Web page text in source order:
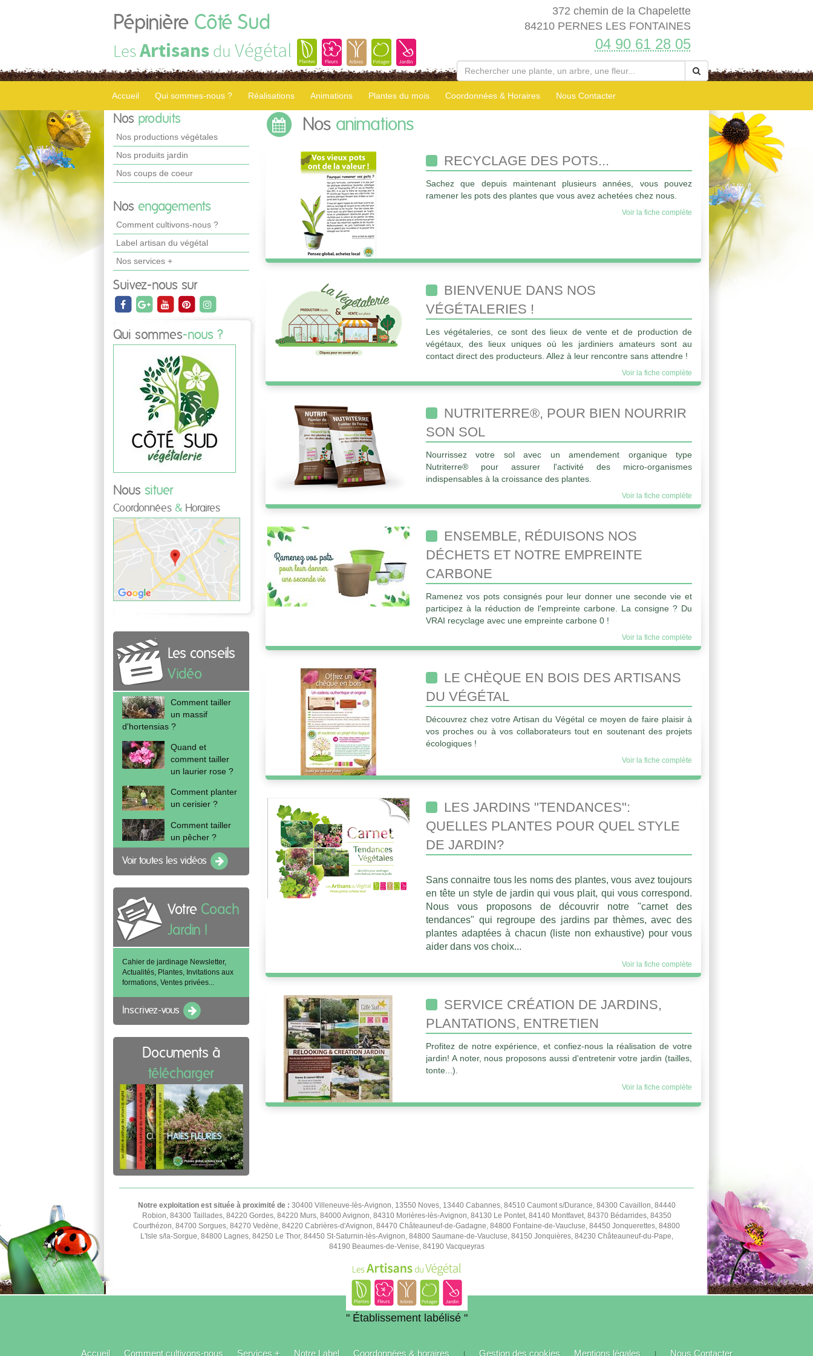
Pépinière Côté Sud
LesArtisans du Végétal
372 chemin de la Chapelette
84210 PERNES LES FONTAINES
04 90 61 28 05
Accueil Qui sommes-nous ? Réalisations Animations Plantes du mois Coordonnées & Horaires Nous Contacter
Nos produits
Nos productions végétales
Nos produits jardin
Nos coups de coeur
Nos engagements
Comment cultivons-nous ?
Label artisan du végétal
Nos services +
Suivez-nous sur
Qui sommes-nous ?
Nous situer
Coordonnées & Horaires
Les conseils
Vidéo
Comment tailler
un massif
d'hortensias ?
Quand et
comment tailler
un laurier rose ?
Comment planter
un cerisier ?
Comment tailler
un pêcher ?
Voir toutes les vidéos
Votre Coach
Jardin !
Cahier de jardinage Newsletter,
Actualités, Plantes, Invitations aux
formations, Ventes privées...
Inscrivez-vous
Documents à
télécharger
Nos animations
RECYCLAGE DES POTS...
Sachez que depuis maintenant plusieurs années, vous pouvez
ramener les pots des plantes que vous avez achetées chez nous.
Voir la fiche complète
BIENVENUE DANS NOS
VÉGÉTALERIES !
Les végétaleries, ce sont des lieux de vente et de production de
végétaux, des lieux uniques où les jardiniers amateurs sont au
contact direct des producteurs. Allez à leur rencontre sans attendre !
Voir la fiche complète
NUTRITERRE®, POUR BIEN NOURRIR
SON SOL
Nourrissez votre sol avec un amendement organique type
Nutriterre® pour assurer l'activité des micro-organismes
indispensables à la croissance des plantes.
Voir la fiche complète
ENSEMBLE, RÉDUISONS NOS
DÉCHETS ET NOTRE EMPREINTE
CARBONE
Ramenez vos pots consignés pour leur donner une seconde vie et
participez à la réduction de l'empreinte carbone. La consigne ? Du
VRAI recyclage avec une empreinte carbone 0 !
Voir la fiche complète
LE CHÈQUE EN BOIS DES ARTISANS
DU VÉGÉTAL
Découvrez chez votre Artisan du Végétal ce moyen de faire plaisir à
vos proches ou à vos collaborateurs tout en soutenant des projets
écologiques !
Voir la fiche complète
LES JARDINS "TENDANCES":
QUELLES PLANTES POUR QUEL STYLE
DE JARDIN?
Sans connaitre tous les noms des plantes, vous avez toujours
en tête un style de jardin qui vous plait, qui vous correspond.
Nous vous proposons de découvrir notre "carnet des
tendances" qui regroupe des jardins par thèmes, avec des
plantes adaptées à chacun (liste non exhaustive) pour vous
aider dans vos choix...
Voir la fiche complète
SERVICE CRÉATION DE JARDINS,
PLANTATIONS, ENTRETIEN
Profitez de notre expérience, et confiez-nous la réalisation de votre
jardin! A noter, nous proposons aussi d'entretenir votre jardin (tailles,
tonte...).
Voir la fiche complète
Notre exploitation est située à proximité de : 30400 Villeneuve-lès-Avignon, 13550 Noves, 13440 Cabannes, 84510 Caumont s/Durance, 84300 Cavaillon, 84440
Robion, 84300 Taillades, 84220 Gordes, 84220 Murs, 84000 Avignon, 84310 Morières-lès-Avignon, 84130 Le Pontet, 84140 Montfavet, 84370 Bédarrides, 84350
Courthézon, 84700 Sorgues, 84270 Vedène, 84220 Cabrières-d'Avignon, 84470 Châteauneuf-de-Gadagne, 84800 Fontaine-de-Vaucluse, 84450 Jonquerettes, 84800
L'Isle s/la-Sorgue, 84800 Lagnes, 84250 Le Thor, 84450 St-Saturnin-lès-Avignon, 84800 Saumane-de-Vaucluse, 84150 Jonquières, 84230 Châteauneuf-du-Pape,
84190 Beaumes-de-Venise, 84190 Vacqueyras
" Établissement labélisé "
Accueil Comment cultivons-nous Services + Notre Label Coordonnées & horaires | Gestion des cookies Mentions légales | Nous Contacter